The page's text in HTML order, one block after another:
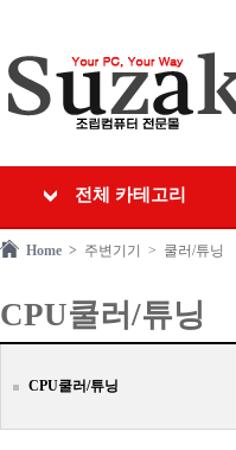
전체 카테고리
Home > 주변기기 > 쿨러/튜닝
CPU쿨러/튜닝
CPU쿨러/튜닝